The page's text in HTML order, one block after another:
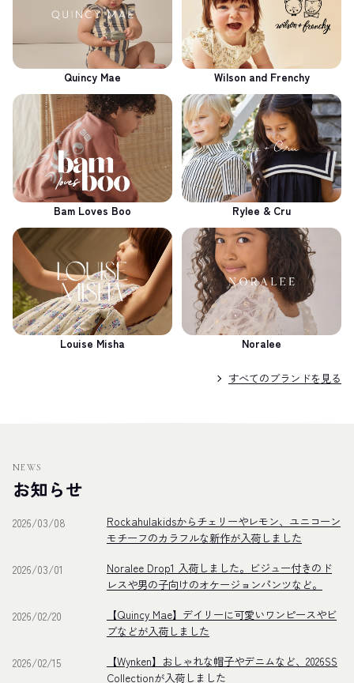
Quincy Mae Wilson and Frenchy
Bam Loves Boo Rylee & Cru
Louise Misha Noralee
すべてのブランドを見る
NEWS
お知らせ
2026/03/08
Rockahulakidsからチェリーやレモン、ユニコーン
モチーフのカラフルな新作が入荷しました
2026/03/01
Noralee Drop1 入荷しました。ビジュー付きのド
レスや男の子向けのオケージョンパンツなど。
2026/02/20
【Quincy Mae】デイリーに可愛いワンピースやビ
ブなどが入荷しました
2026/02/15
【Wynken】おしゃれな帽子やデニムなど、2026SS
Collectionが入荷しました